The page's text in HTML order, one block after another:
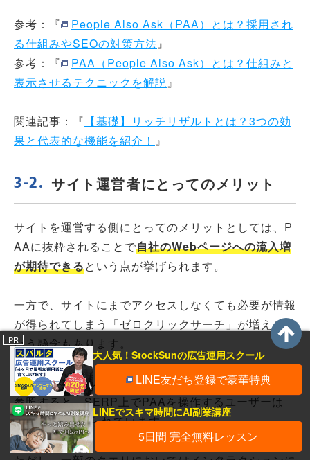
PR
大人気！StockSunの広告運用スクール
LINE友だち登録で豪華特典
LINEでスキマ時間にAI副業講座
5日間 完全無料レッスン
参考：『
People Also Ask（PAA）とは？採用され
る仕組みやSEOの対策方法』
参考：『
PAA（People Also Ask）とは？仕組みと
表示させるテクニックを解説』
関連記事：『 【基礎】リッチリザルトとは？3つの効
果と代表的な機能を紹介！ 』
サイト運営者にとってのメリット
サイトを運営する側にとってのメリットとしては、P
AAに抜粋されることで自社のWebページへの流入増
が期待できるという点が挙げられます。
一方で、サイトにまでアクセスしなくても必要が情報
が得られてしまう「ゼロクリックサーチ」が増えると
いう懸念もあります。
SEO分析ツールなどを展開するAhrefs社のサイトを
参照すると、SERP上でPAAを操作するユーザーは
3%程度と述べられています。